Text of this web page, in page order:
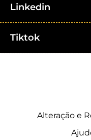
Linkedin
Tiktok
Alteração e